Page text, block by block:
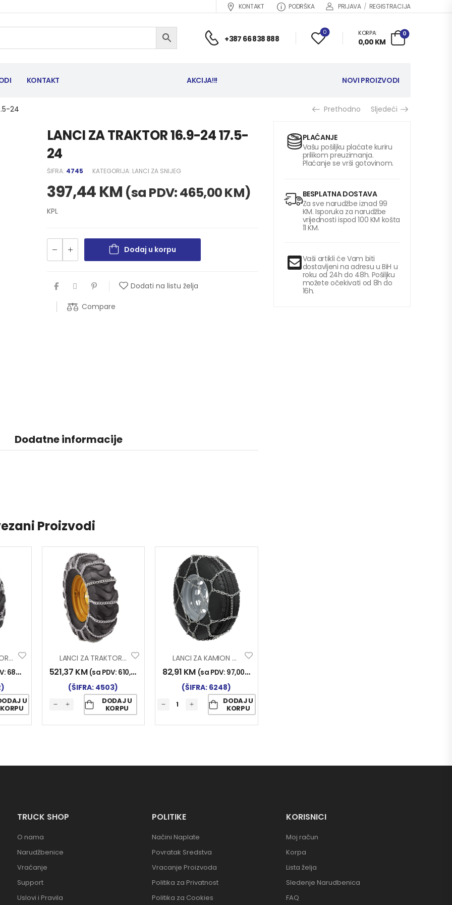
KONTAKT PODRŠKA PRIJAVA / REGISTRACIJA
+387 66 838 888
0 KORPA:
0,00 KM
0
KONTAKT AKCIJA!!! NOVI PROIZVODI
24 Prethodno Sljedeći
LANCI ZA TRAKTOR 16.9-24 17.5-
24
ŠIFRA: 4745 KATEGORIJA: LANCI ZA SNIJEG
397,44KM (sa PDV:465,00KM)
KPL
Dodaj u korpu
Dodati na listu želja
Compare
Dodatne informacije
Proizvodi
LANCI ZA TRAKTOR HP 16.9-26 16.9-28
683,00
U
KORPU
LANCI ZA TRAKTOR 14.9-30 16.9-26 16.9-28
521,37 KM (sa PDV: 610,00
(ŠIFRA: 4503)
DODAJ U
KORPU
LANCI ZA KAMION PROFESIONAL 245
82,91 KM (sa PDV: 97,00KM
(ŠIFRA: 6248)
DODAJ U
KORPU
PLAĆANJE
Vašu pošiljku plaćate kuriru
prilikom preuzimanja.
Plaćanje se vrši gotovinom.
BESPLATNA DOSTAVA
Za sve narudžbe iznad 99
KM. Isporuka za narudžbe
vrijednosti ispod 100 KM košta
11 KM.
Vaši artikli će Vam biti
dostavljeni na adresu u BiH u
roku od 24h do 48h. Pošiljku
možete očekivati od 8h do
16h.
TRUCK SHOP
O nama
Narudžbenice
Vraćanje
Support
Uslovi i Pravila
POLITIKE
Načini Naplate
Povratak Sredstva
Vracanje Proizvoda
Politika za Privatnost
Politika za Cookies
KORISNICI
Moj račun
Korpa
Lista želja
Sledenje Narudbenica
FAQ